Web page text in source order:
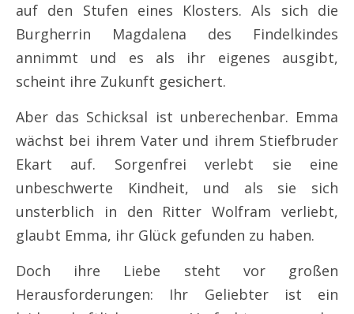
auf den Stufen eines Klosters. Als sich die
Burgherrin Magdalena des Findelkindes
annimmt und es als ihr eigenes ausgibt,
scheint ihre Zukunft gesichert.
Aber das Schicksal ist unberechenbar. Emma
wächst bei ihrem Vater und ihrem Stiefbruder
Ekart auf. Sorgenfrei verlebt sie eine
unbeschwerte Kindheit, und als sie sich
unsterblich in den Ritter Wolfram verliebt,
glaubt Emma, ihr Glück gefunden zu haben.
Doch ihre Liebe steht vor großen
Herausforderungen: Ihr Geliebter ist ein